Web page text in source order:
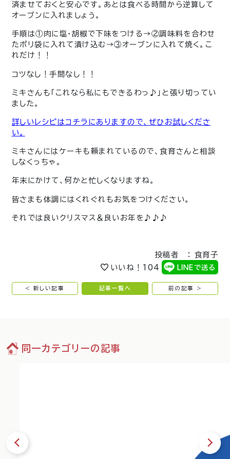
済ませておくと安心です。あとは食べる時間から逆算して
オーブンに入れましょう。
手順は①肉に塩・胡椒で下味をつける→②調味料を合わせ
たポリ袋に入れて漬け込む→③オーブンに入れて焼く。こ
れだけ！！
コツなし！手間なし！！
ミキさんも「これなら私にもできるわっ♪」と張り切ってい
ました。
詳しいレシピはコチラにありますので、ぜひお試しくださ
い。
ミキさんにはケーキも頼まれているので、食育さんと相談
しなくっちゃ。
年末にかけて、何かと忙しくなりますね。
皆さまも体調にはくれぐれもお気をつけください。
それでは良いクリスマス＆良いお年を♪♪♪
投稿者 ： 食育子
いいね！ 104
< 新しい記事 記事一覧へ 前の記事 >
同一カテゴリーの記事